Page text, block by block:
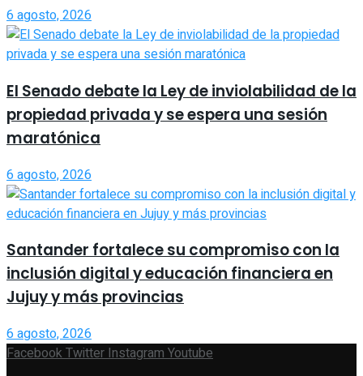
6 agosto, 2026
El Senado debate la Ley de inviolabilidad de la
propiedad privada y se espera una sesión
maratónica
6 agosto, 2026
Santander fortalece su compromiso con la
inclusión digital y educación financiera en
Jujuy y más provincias
6 agosto, 2026
FacebookTwitterInstagramYoutube